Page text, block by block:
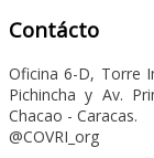
Contácto
Oficina 6-D, Torre
Pichincha y Av.
Chacao - Caracas.
@COVRI_org